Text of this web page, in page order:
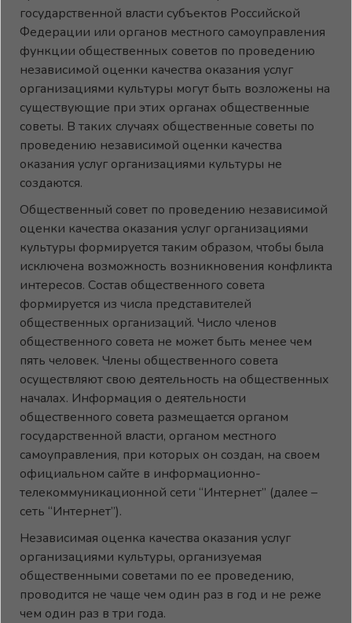
государственной власти субъектов Российской
Федерации или органов местного самоуправления
функции общественных советов по проведению
независимой оценки качества оказания услуг
организациями культуры могут быть возложены на
существующие при этих органах общественные
советы. В таких случаях общественные советы по
проведению независимой оценки качества
оказания услуг организациями культуры не
создаются.
Общественный совет по проведению независимой
оценки качества оказания услуг организациями
культуры формируется таким образом, чтобы была
исключена возможность возникновения конфликта
интересов. Состав общественного совета
формируется из числа представителей
общественных организаций. Число членов
общественного совета не может быть менее чем
пять человек. Члены общественного совета
осуществляют свою деятельность на общественных
началах. Информация о деятельности
общественного совета размещается органом
государственной власти, органом местного
самоуправления, при которых он создан, на своем
официальном сайте в информационно-
телекоммуникационной сети “Интернет” (далее –
сеть “Интернет”).
Независимая оценка качества оказания услуг
организациями культуры, организуемая
общественными советами по ее проведению,
проводится не чаще чем один раз в год и не реже
чем один раз в три года.